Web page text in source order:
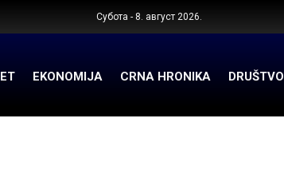
Субота - 8. август 2026.
EKONOMIJA CRNA HRONIKA DRUŠTVO